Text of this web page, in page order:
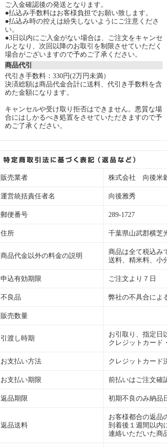
ご入金確認後の発送となります。
●払込み手数料はお客様負担でお願い致します。
●払込み時の控えは紛失しないようにご注意くださ
い。
●3日以内にご入金がない場合は、ご注文をキャンセ
ルとなり、次回以降のお取引を制限させていただく
場合がございますので予めご了承ください。
商品代引
代引き手数料：330円(2万円未満）
決済総額は商品代金合計に送料、代引き手数料を含
めた金額になります。
キャンセルや受け取り拒否はできません。悪質な場
合にはしかるべき処置をさせていただきますので予
めご了承ください。
販売業者 株式会社 向後米
運営統括責任者名 向後雅秀
郵便番号 289-1727
住所 千葉県山武郡横芝
商品代金以外の料金の説明
商品は全て税込み
送料、精米料、小
申込有効期限 ご注文より７日
不良品 弊社の不具合によ
販売数量
引渡し時期
お引取り、指定日
クレジットカード
お支払い方法 クレジットカード
お支払い期限 前払いはご注文確
返品期限 初期不良のみ納品
返品送料
お客様都合の返品
到着後１週間以内
連絡いただいた商